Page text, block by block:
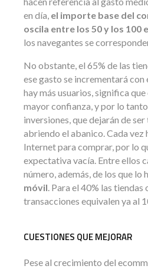
en día, el importe base del
oscila entre los 50 y los 100
los navegantes se
No obstante, el 65% de las
ese gasto se incrementará con
hay más usuarios, significa
mayor confianza, y por lo
inversiones, que dejarán de
abriendo el abanico. Cada vez
Internet para comprar, por lo
expectativa vacía. Entre ellos
número, además, de los que lo
móvil. Para el 40% las tiendas
transacciones equivalen ya al
CUESTIONES QUE MEJORAR
Pese al crecimiento del